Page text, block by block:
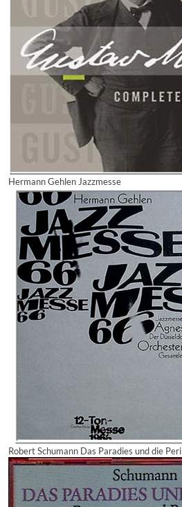
Hermann Gehlen Jazzmesse
Robert Schumann Das Paradies und die Peri